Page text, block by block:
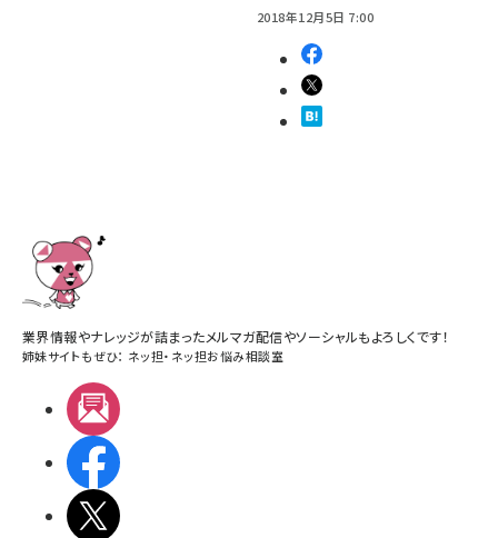
2018年12月5日 7:00
業界情報やナレッジが詰まったメルマガ配信やソーシャルもよろしくです！
姉妹サイトもぜひ： ネッ担・ ネッ担お悩み相談室